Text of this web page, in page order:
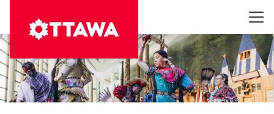
contenu
principal